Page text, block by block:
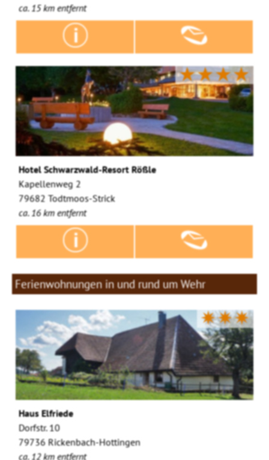
ca. 15 km entfernt
★★★★
Hotel Schwarzwald-Resort Rößle
Kapellenweg 2
79682 Todtmoos-Strick
ca. 16 km entfernt
Ferienwohnungen in und rund um Wehr
✷✷✷
Haus Elfriede
Dorfstr. 10
79736 Rickenbach-Hottingen
ca. 12 km entfernt